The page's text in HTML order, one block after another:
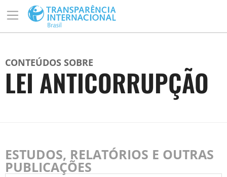
CONTEÚDOS SOBRE
LEI ANTICORRUPÇÃO
ESTUDOS, RELATÓRIOS E OUTRAS
PUBLICAÇÕES